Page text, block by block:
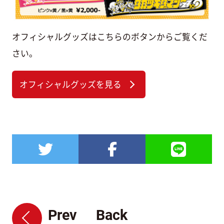
オフィシャルグッズはこちらのボタンからご覧くだ
さい。
オフィシャルグッズを見る
Prev Back